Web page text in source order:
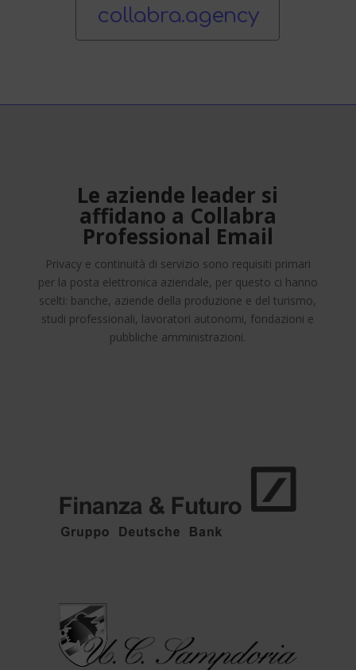
collabra.agency
Le aziende leader si
affidano a Collabra
Professional Email
Privacy e continuità di servizio sono requisiti primari
per la posta elettronica aziendale, per questo ci hanno
scelti: banche, aziende della produzione e del turismo,
studi professionali, lavoratori autonomi, fondazioni e
pubbliche amministrazioni.